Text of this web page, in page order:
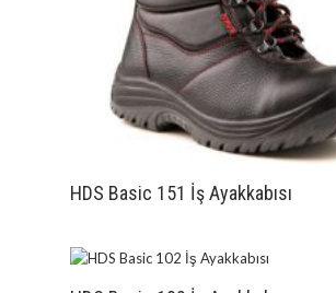
HDS Basic 151 İş Ayakkabısı